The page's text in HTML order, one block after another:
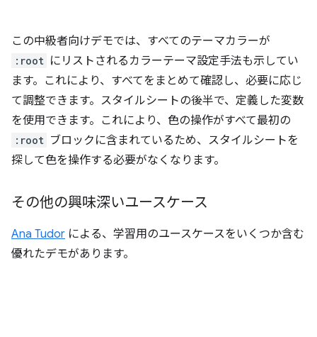
この中級者向けデモでは、すべてのテーマカラーが
:root にリストされるカラーテーマ設定手法も示してい
ます。これにより、すべてをまとめて確認し、必要に応じ
て調整できます。スタイルシートの後半で、定義した変数
を使用できます。これにより、色の操作がすべて最初の
:root ブロックに含まれているため、スタイルシートを
探して色を操作する必要がなくなります。
その他の興味深いユースケース
Ana Tudor による、学習用のユースケースをいくつか含む
優れたデモがあります。